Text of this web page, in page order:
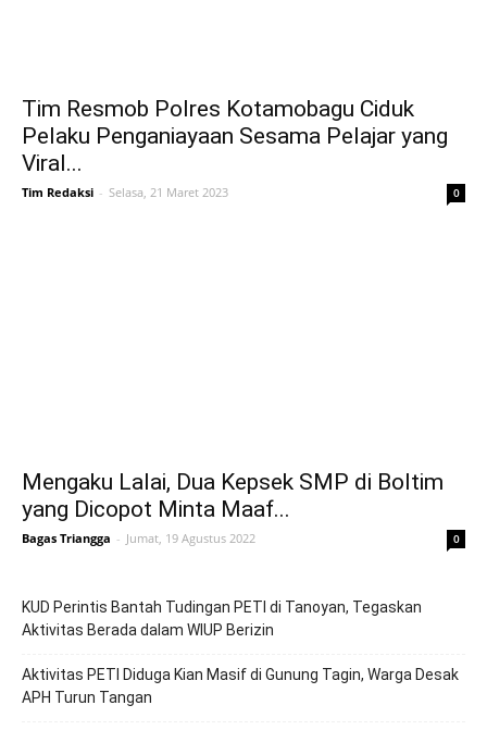
Tim Resmob Polres Kotamobagu Ciduk
Pelaku Penganiayaan Sesama Pelajar yang
Viral...
Tim Redaksi - Selasa, 21 Maret 2023 0
Mengaku Lalai, Dua Kepsek SMP di Boltim
yang Dicopot Minta Maaf...
Bagas Triangga - Jumat, 19 Agustus 2022 0
KUD Perintis Bantah Tudingan PETI di Tanoyan, Tegaskan
Aktivitas Berada dalam WIUP Berizin
Aktivitas PETI Diduga Kian Masif di Gunung Tagin, Warga Desak
APH Turun Tangan